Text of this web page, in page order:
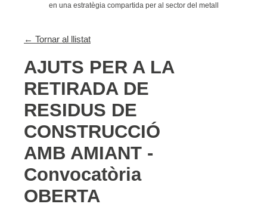
en una estratègia compartida per al sector del metall
← Tornar al llistat
AJUTS PER A LA
RETIRADA DE
RESIDUS DE
CONSTRUCCIÓ
AMB AMIANT -
Convocatòria
OBERTA